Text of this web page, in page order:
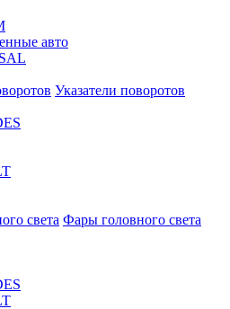
авто
Указатели поворотов
Фары головного света